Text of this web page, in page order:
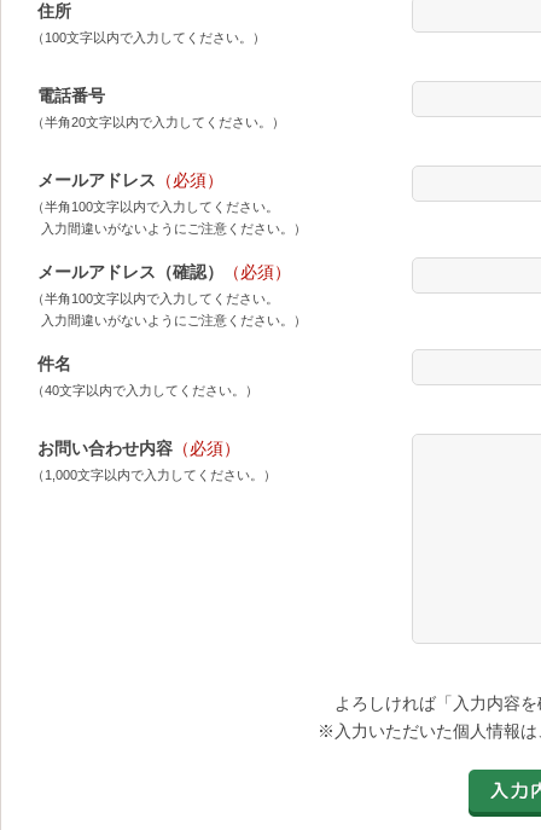
住所
（100文字以内で入力してください。）
電話番号
（半角20文字以内で入力してください。）
メールアドレス （必須）
（半角100文字以内で入力してください。
入力間違いがないようにご注意ください。）
メールアドレス（確認） （必須）
（半角100文字以内で入力してください。
入力間違いがないようにご注意ください。）
件名
（40文字以内で入力してください。）
お問い合わせ内容 （必須）
（1,000文字以内で入力してください。）
よろしければ「入力内容
※入力いただいた個人情報